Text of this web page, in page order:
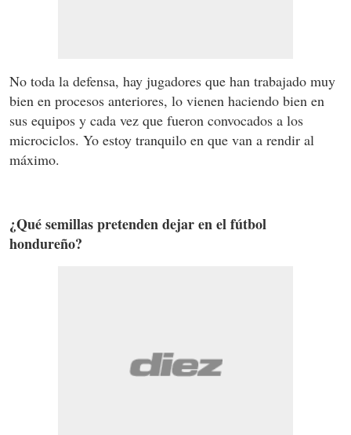
No toda la defensa, hay jugadores que han trabajado muy
bien en procesos anteriores, lo vienen haciendo bien en
sus equipos y cada vez que fueron convocados a los
microciclos. Yo estoy tranquilo en que van a rendir al
máximo.
¿Qué semillas pretenden dejar en el fútbol
hondureño?